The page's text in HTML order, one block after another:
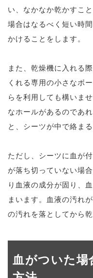
い、なかなか乾かすこ
場合はなるべく短い時
かけることをします。
また、乾燥機に入れる
くれる専用の小さなボ
らを利用しても構いま
なホールがあるのであ
と、シーツが中で絡ま
ただし、シーツに血が
が落ち切っていない場
り血液の成分が固り、
まいます。血液の汚れ
の汚れを落としてから
血がついた場